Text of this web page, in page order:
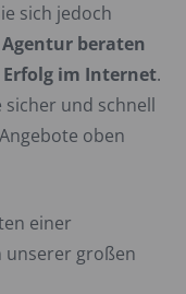
sich jedoch
beraten
Erfolg im Internet.
und schnell
oben
einer
unserer großen